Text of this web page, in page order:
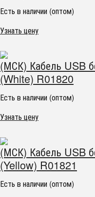
Есть в наличии (оптом)
Узнать цену
(МСК) Кабель USB
(White) R01820
Есть в наличии (оптом)
Узнать цену
(МСК) Кабель USB
(Yellow) R01821
Есть в наличии (оптом)